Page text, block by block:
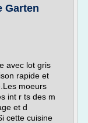
Garten
avec lot gris
rapide et
moeurs
int r ts des m
et d
cette cuisine